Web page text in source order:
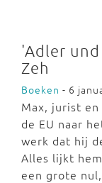
'Adler
Zeh
Boeken - 6
Max, jurist
de EU naar
werk dat hij
Alles lijkt
een grote